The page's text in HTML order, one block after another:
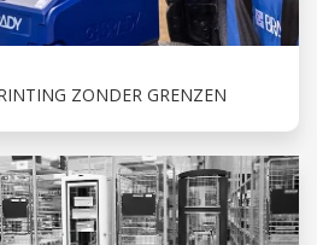
ZONDER GRENZEN